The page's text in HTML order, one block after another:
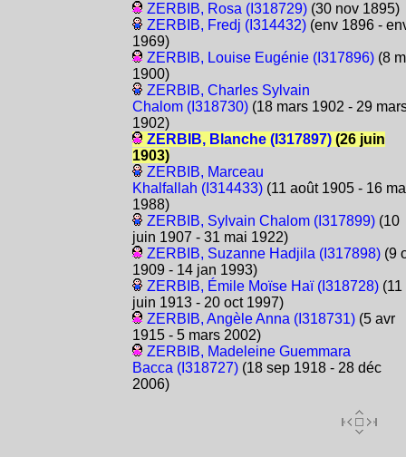
ZERBIB, Rosa (I318729)(30 nov 1895)
ZERBIB, Fredj (I314432)(env 1896 -
1969)
ZERBIB, Louise Eugénie (I317896)(8
1900)
ZERBIB, Charles Sylvain
Chalom (I318730)(18 mars 1902 - 29
1902)
ZERBIB, Blanche (I317897)(26 juin
1903)
ZERBIB, Marceau
Khalfallah (I314433)(11 août 1905 - 16
1988)
ZERBIB, Sylvain Chalom (I317899)(10
juin 1907 - 31 mai 1922)
ZERBIB, Suzanne Hadjila (I317898)(9
1909 - 14 jan 1993)
ZERBIB, Émile Moïse Haï (I318728)(11
juin 1913 - 20 oct 1997)
ZERBIB, Angèle Anna (I318731)(5 avr
1915 - 5 mars 2002)
ZERBIB, Madeleine Guemmara
Bacca (I318727)(18 sep 1918 - 28 déc
2006)